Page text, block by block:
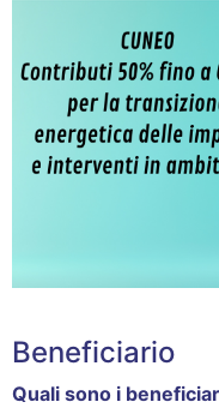
Beneficiario
Quali sono i